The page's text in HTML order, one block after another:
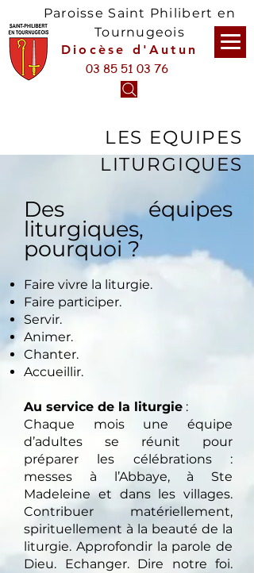
Paroisse Saint Philibert en
Tournugeois
Diocèse d'Autun
03 85 51 03 76
LES EQUIPES
LITURGIQUES
Des équipes
liturgiques,
pourquoi ?
Faire vivre la liturgie.
Faire participer.
Servir.
Animer.
Chanter.
Accueillir.
Au service de la liturgie :
Chaque mois une équipe
d’adultes se réunit pour
préparer les célébrations :
messes à l’Abbaye, à Ste
Madeleine et dans les villages.
Contribuer matériellement,
spirituellement à la beauté de la
liturgie. Approfondir la parole de
Dieu. Echanger. Dire notre foi.